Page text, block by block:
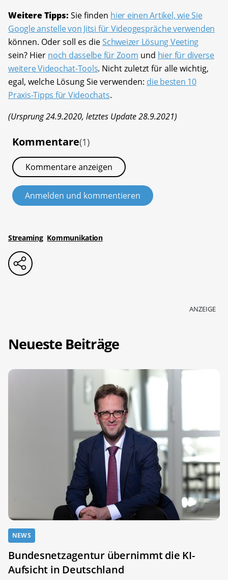
Weitere Tipps: Sie finden hier einen Artikel, wie Sie
Google anstelle von Jitsi für Videogespräche verwenden
können. Oder soll es dieSchweizer Lösung Veeting
sein? Hier noch dasselbe für Zoom und hier für diverse
weitere Videochat-Tools. Nicht zuletzt für alle wichtig,
egal, welche Lösung Sie verwenden: die besten 10
Praxis-Tipps für Videochats.
(Ursprung 24.9.2020, letztes Update 28.9.2021)
Kommentare(1)
Kommentare anzeigen
Anmelden und kommentieren
Streaming Kommunikation
ANZEIGE
Neueste Beiträge
NEWS
Bundesnetzagentur übernimmt die KI-
Aufsicht in Deutschland